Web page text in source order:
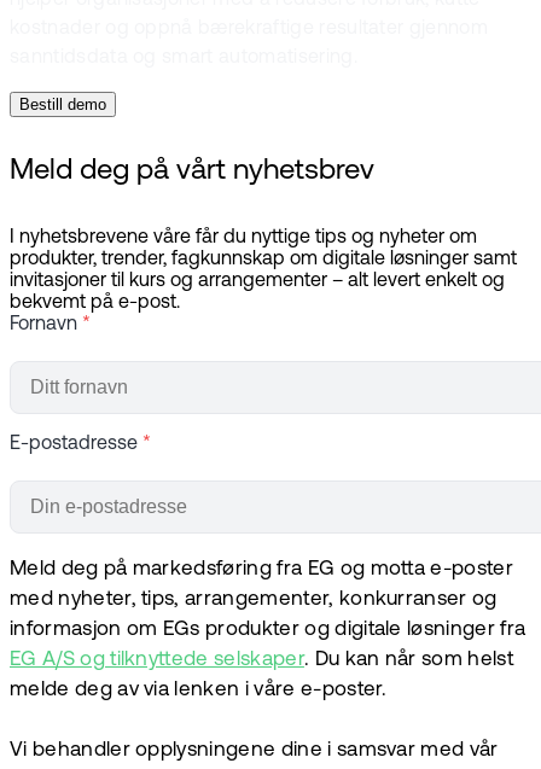
Bestill demo
Meld deg på vårt nyhetsbrev
I nyhetsbrevene våre får du nyttige tips og nyheter om
produkter, trender, fagkunnskap om digitale løsninger samt
invitasjoner til kurs og arrangementer – alt levert enkelt og
bekvemt på e-post.
Fornavn *
E-postadresse *
Meld deg på markedsføring fra EG og motta e-poster
med nyheter, tips, arrangementer, konkurranser og
informasjon om EGs produkter og digitale løsninger fra
EG A/S og tilknyttede selskaper. Du kan når som helst
melde deg av via lenken i våre e-poster.
Vi behandler opplysningene dine i samsvar med vår